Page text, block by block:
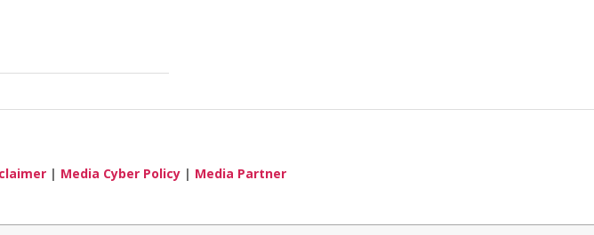
| Media Cyber Policy | Media Partner